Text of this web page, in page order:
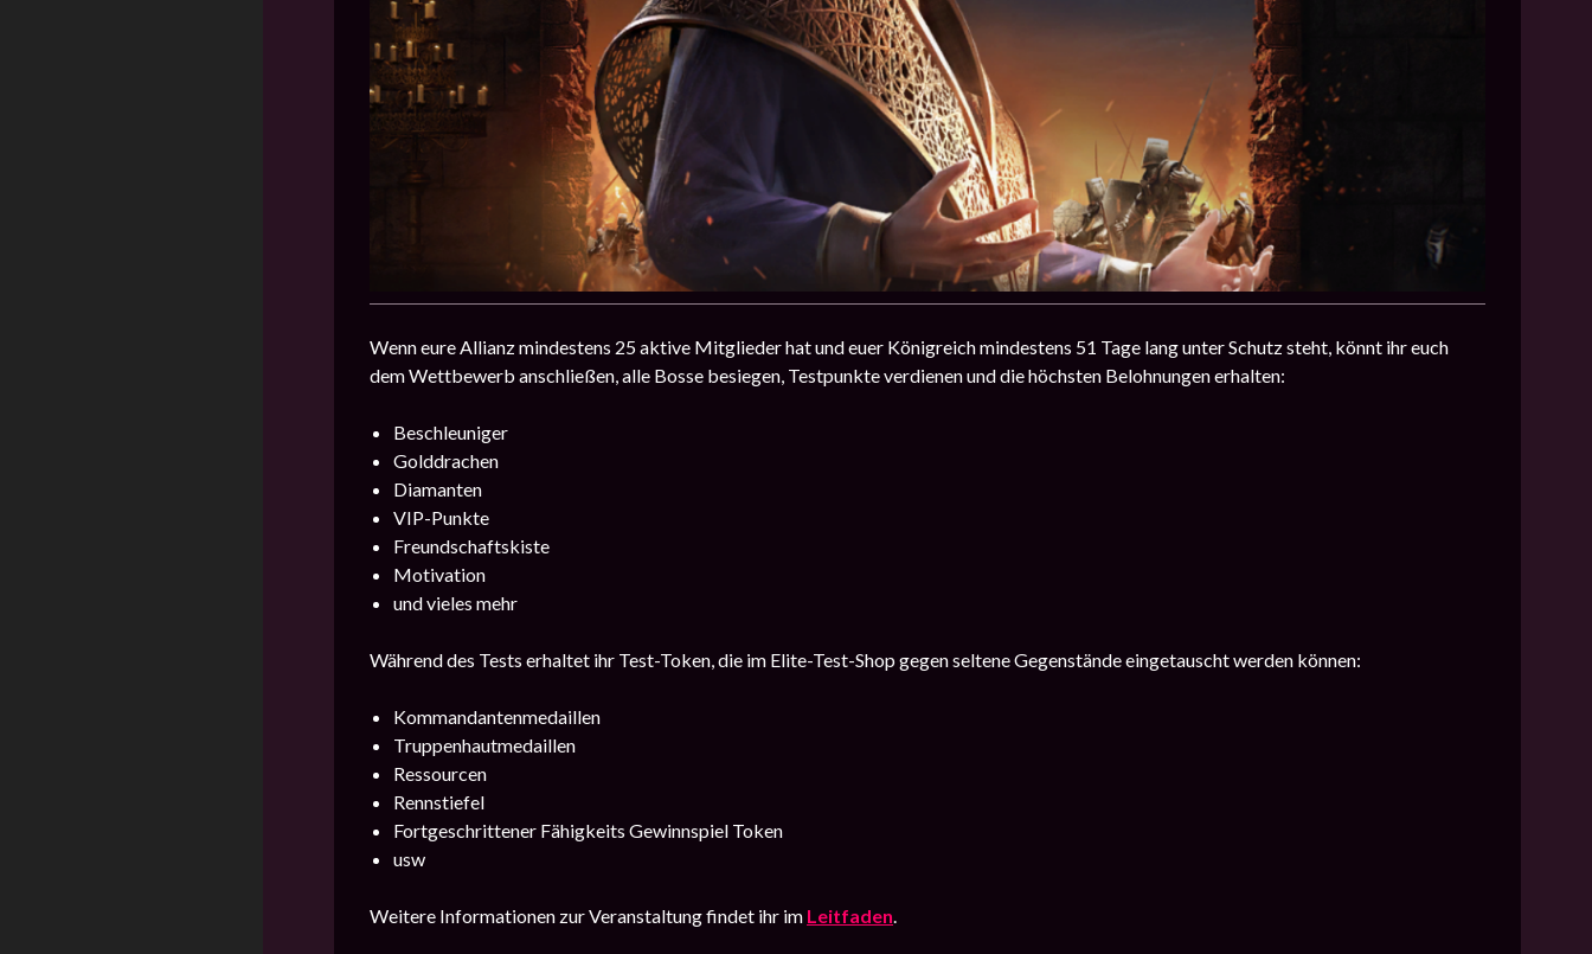
Wenn eure Allianz mindestens 25 aktive Mitglieder hat und euer Königreich mindestens 51 Tage lang unter Schutz steht, könnt ihr euch
dem Wettbewerb anschließen, alle Bosse besiegen, Testpunkte verdienen und die höchsten Belohnungen erhalten:
Beschleuniger
Golddrachen
Diamanten
VIP-Punkte
Freundschaftskiste
Motivation
und vieles mehr
Während des Tests erhaltet ihr Test-Token, die im Elite-Test-Shop gegen seltene Gegenstände eingetauscht werden können:
Kommandantenmedaillen
Truppenhautmedaillen
Ressourcen
Rennstiefel
Fortgeschrittener Fähigkeits Gewinnspiel Token
usw
Weitere Informationen zur Veranstaltung findet ihr im Leitfaden.